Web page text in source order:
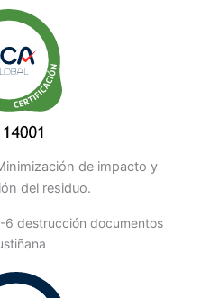
de impacto y
del residuo.
6 destrucción documentos